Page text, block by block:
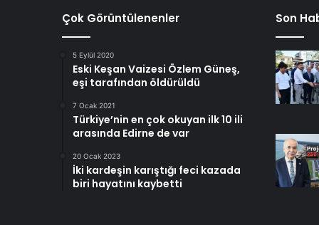
Çok Görüntülenenler
5 Eylül 2020
Eski Keşan Vaizesi Özlem Güneş,
eşi tarafından öldürüldü
7 Ocak 2021
Türkiye’nin en çok okuyan ilk 10 ili
arasında Edirne de var
20 Ocak 2023
İki kardeşin karıştığı feci kazada
biri hayatını kaybetti
Son